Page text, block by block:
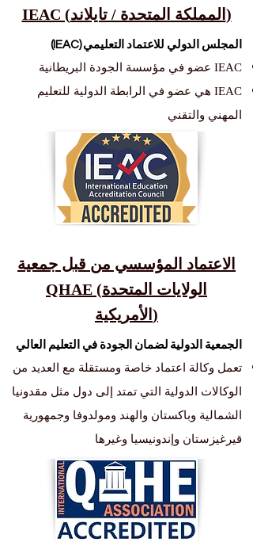
IEAC (المملكة المتحدة / تايلاند)
المجلس الدولي للاعتماد التعليمي (IEAC)
IEAC عضو في مؤسسة الجودة البريطانية
IEAC هي عضو في الرابطة الدولية للتعليم
المهني والتقني
الاعتماد المؤسسي من قبل جمعية
QHAE (الولايات المتحدة
الأمريكية)
الجمعية الدولية لضمان الجودة في التعليم العالي
تعمل وكالة اعتماد خاصة ومستقلة مع العديد من
الوكالات الدولية التي تمتد إلى دول مثل مقدونيا
الشمالية وباكستان والهند ومولدوفا وجمهورية
قيرغيزستان وإندونيسيا وغيرها